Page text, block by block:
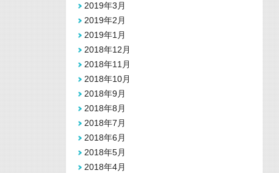
2019年3月
2019年2月
2019年1月
2018年12月
2018年11月
2018年10月
2018年9月
2018年8月
2018年7月
2018年6月
2018年5月
2018年4月